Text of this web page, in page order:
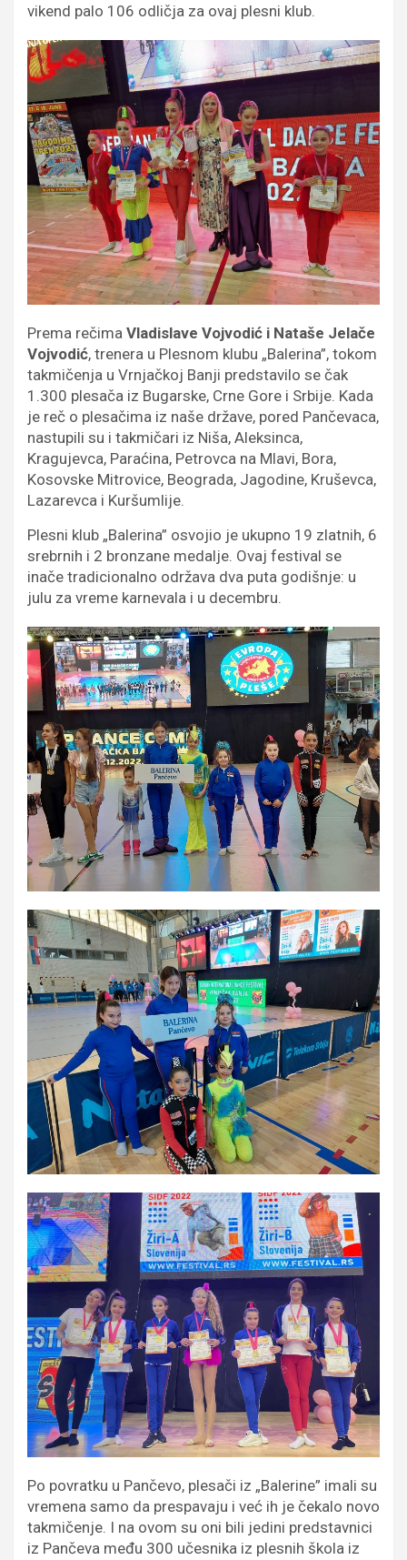
vikend palo 106 odličja za ovaj plesni klub.
Prema rečima Vladislave Vojvodić i Nataše Jelače
Vojvodić, trenera u Plesnom klubu „Balerina”, tokom
takmičenja u Vrnjačkoj Banji predstavilo se čak
1.300 plesača iz Bugarske, Crne Gore i Srbije. Kada
je reč o plesačima iz naše države, pored Pančevaca,
nastupili su i takmičari iz Niša, Aleksinca,
Kragujevca, Paraćina, Petrovca na Mlavi, Bora,
Kosovske Mitrovice, Beograda, Jagodine, Kruševca,
Lazarevca i Kuršumlije.
Plesni klub „Balerina” osvojio je ukupno 19 zlatnih, 6
srebrnih i 2 bronzane medalje. Ovaj festival se
inače tradicionalno održava dva puta godišnje: u
julu za vreme karnevala i u decembru.
Po povratku u Pančevo, plesači iz „Balerine” imali su
vremena samo da prespavaju i već ih je čekalo novo
takmičenje. I na ovom su oni bili jedini predstavnici
iz Pančeva među 300 učesnika iz plesnih škola iz